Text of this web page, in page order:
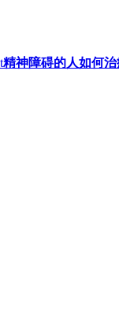
精神障碍的人如何